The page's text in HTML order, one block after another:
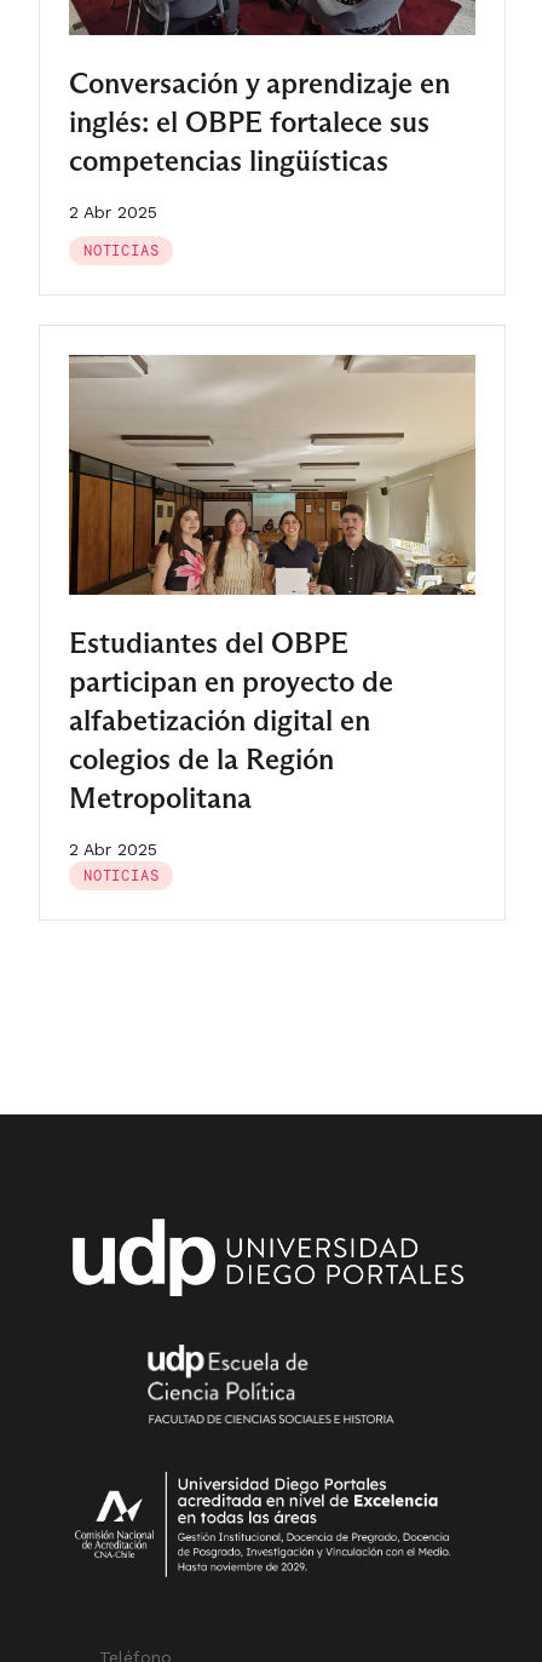
Conversación y aprendizaje en
inglés: el OBPE fortalece sus
competencias lingüísticas
2 Abr 2025
NOTICIAS
Estudiantes del OBPE
participan en proyecto de
alfabetización digital en
colegios de la Región
Metropolitana
2 Abr 2025
NOTICIAS
Teléfono